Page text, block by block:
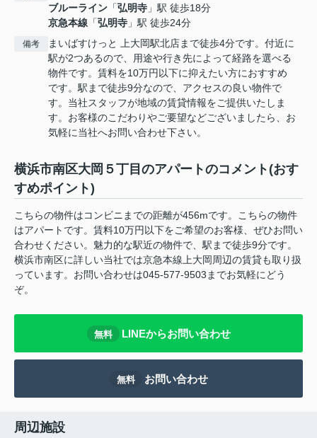
ブルーライン 「弘明寺 」駅 徒歩18分
京急本線 「弘明寺 」駅 徒歩24分
備考
まいばすけっと 上大岡駅北店まで徒歩4分です。付近に
駅が2つあるので、用途や行き先によって経路を選べる
物件です。賃料を10万円以下に抑えたい方におすすめ
です。駅まで徒歩9分なので、アクセスの良い物件で
す。当社スタッフが地域の賃貸情報をご提供いたしま
す。お客様のこだわりやご要望などございましたら、お
気軽に当社へお問い合わせ下さい。
横浜市南区大岡５丁目のアパートのコメント(おす
すめポイント)
こちらの物件はコンビニまでの距離が456mです。こちらの物件
はアパートです。賃料10万円以下をご希望のお客様、ぜひお問い
合わせください。魅力的な駅近の物件で、駅まで徒歩9分です。
横浜市南区に詳しい当社では京急本線上大岡周辺の賃貸も取り扱
っています。お問い合わせは045-577-9503までお気軽にどう
ぞ。
無料 LINEからお問い合わせ
無料 お問い合わせ
周辺施設